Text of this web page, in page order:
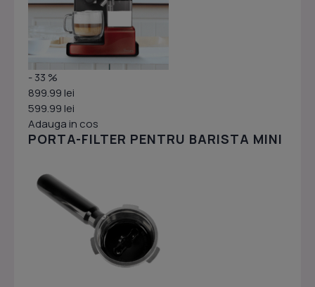
- 33 %
899.99 lei
599.99 lei
Adauga in cos
PORTA-FILTER PENTRU BARISTA MINI